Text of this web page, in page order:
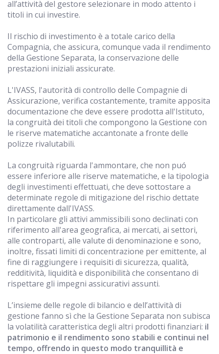
all’attività del gestore selezionare in modo attento i
titoli in cui investire.
Il rischio di investimento è a totale carico della
Compagnia, che assicura, comunque vada il rendimento
della Gestione Separata, la conservazione delle
prestazioni iniziali assicurate.
L'IVASS, l'autorità di controllo delle Compagnie di
Assicurazione, verifica costantemente, tramite apposita
documentazione che deve essere prodotta all'Istituto,
la congruità dei titoli che compongono la Gestione con
le riserve matematiche accantonate a fronte delle
polizze rivalutabili.
La congruità riguarda l'ammontare, che non puó
essere inferiore alle riserve matematiche, e la tipologia
degli investimenti effettuati, che deve sottostare a
determinate regole di mitigazione del rischio dettate
direttamente dall'IVASS.
In particolare gli attivi ammissibili sono declinati con
riferimento all'area geografica, ai mercati, ai settori,
alle controparti, alle valute di denominazione e sono,
inoltre, fissati limiti di concentrazione per emittente, al
fine di raggiungere i requisiti di sicurezza, qualità,
redditività, liquidità e disponibilità che consentano di
rispettare gli impegni assicurativi assunti.
L’insieme delle regole di bilancio e dell’attività di
gestione fanno sì che la Gestione Separata non subisca
la volatilità caratteristica degli altri prodotti finanziari: il
patrimonio e il rendimento sono stabili e continui nel
tempo, offrendo in questo modo tranquillità e